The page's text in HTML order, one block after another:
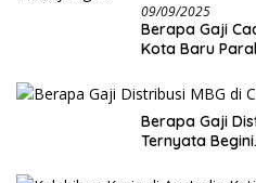
09/09/2025
Berapa Gaji
Kota Baru
Berapa Gaji
Ternyata